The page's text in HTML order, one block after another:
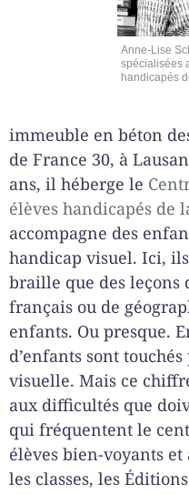
Anne-Lise
spécialisées
handicapés
immeuble en béton
de France 30, à
ans, il héberge le
élèves handicapés de
accompagne des
handicap visuel. Ici,
braille que des leçons
français ou de
enfants. Ou presque.
d’enfants sont
visuelle. Mais ce
aux difficultés que
qui fréquentent le
élèves bien-voyants
les classes, les